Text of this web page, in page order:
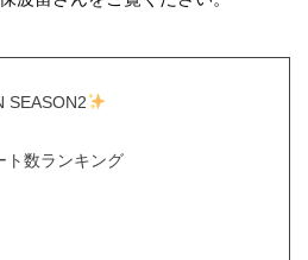
SEASON2
ト数ランキング